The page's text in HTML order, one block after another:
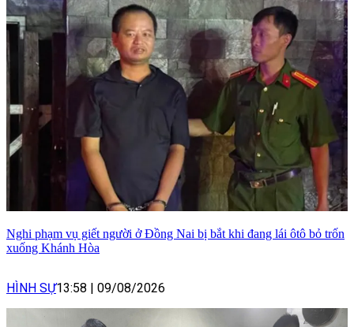
Nghi phạm vụ giết người ở Đồng Nai bị bắt khi đang lái ôtô bỏ trốn
xuống Khánh Hòa
HÌNH SỰ13:58 | 09/08/2026